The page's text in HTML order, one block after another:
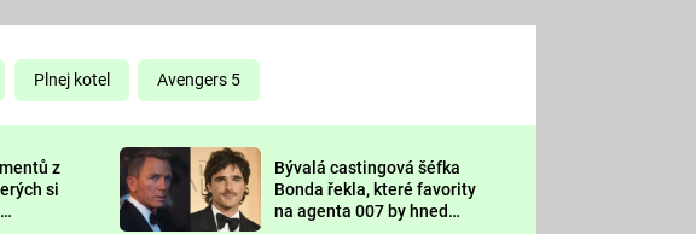
KOMEDIE
CHUCK
NORRIS
DEADPOOL
Prima LAJK
Sledujte nás
Plnej kotel Avengers 5
z
si
Bývalá castingová šéfka
Bonda řekla, které favority
na agenta 007 by hned